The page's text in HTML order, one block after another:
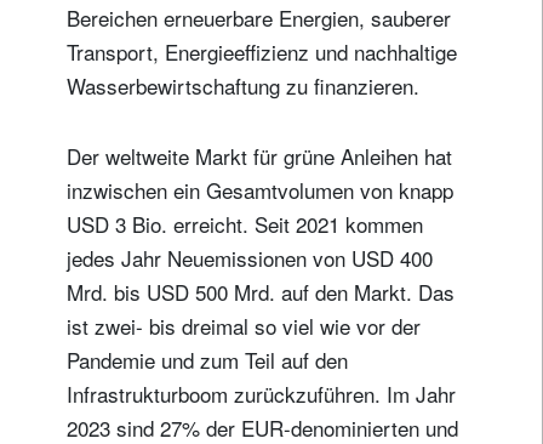
Bereichen erneuerbare Energien, sauberer
Transport, Energieeffizienz und nachhaltige
Wasserbewirtschaftung zu finanzieren.
Der weltweite Markt für grüne Anleihen hat
inzwischen ein Gesamtvolumen von knapp
USD 3 Bio. erreicht. Seit 2021 kommen
jedes Jahr Neuemissionen von USD 400
Mrd. bis USD 500 Mrd. auf den Markt. Das
ist zwei- bis dreimal so viel wie vor der
Pandemie und zum Teil auf den
Infrastrukturboom zurückzuführen. Im Jahr
2023 sind 27% der EUR-denominierten und